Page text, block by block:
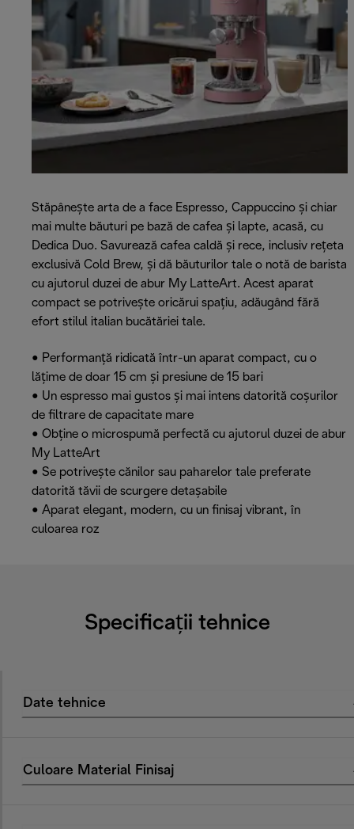
Stăpânește arta de a face Espresso, Cappuccino și chiar
mai multe băuturi pe bază de cafea și lapte, acasă, cu
Dedica Duo. Savurează cafea caldă și rece, inclusiv rețeta
exclusivă Cold Brew, și dă băuturilor tale o notă de barista
cu ajutorul duzei de abur My LatteArt. Acest aparat
compact se potrivește oricărui spațiu, adăugând fără
efort stilul italian bucătăriei tale.
• Performanță ridicată într-un aparat compact, cu o
lățime de doar 15 cm și presiune de 15 bari
• Un espresso mai gustos și mai intens datorită coșurilor
de filtrare de capacitate mare
• Obține o microspumă perfectă cu ajutorul duzei de abur
My LatteArt
• Se potrivește cănilor sau paharelor tale preferate
datorită tăvii de scurgere detașabile
• Aparat elegant, modern, cu un finisaj vibrant, în
culoarea roz
Specificații tehnice
Date tehnice
Culoare Material Finisaj